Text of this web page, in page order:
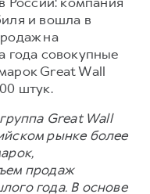
и вошла в
на
года совокупные
Great Wall
штук.
Great Wall
рынке более
продаж
года. В основе